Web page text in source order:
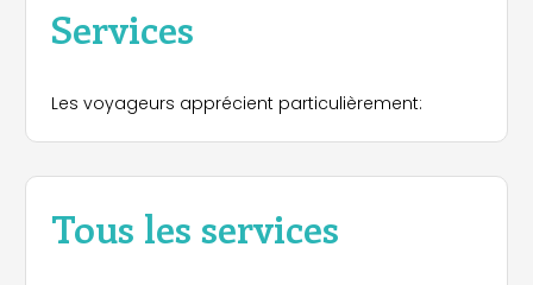
Services
Les voyageurs apprécient particulièrement:
Tous les services